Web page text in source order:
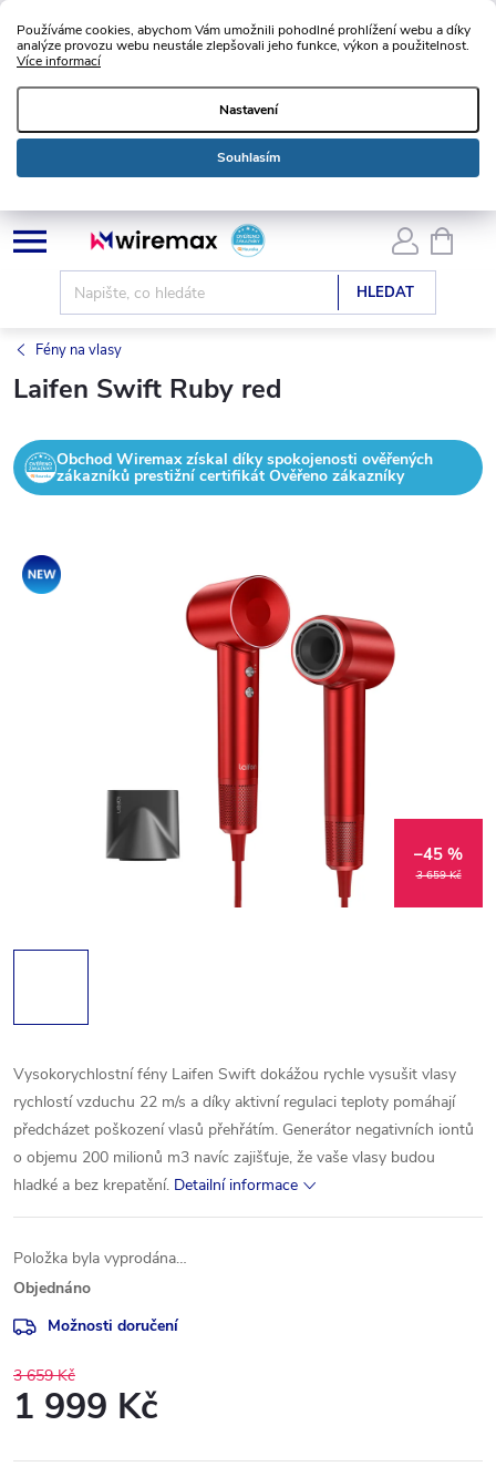
Používáme cookies, abychom Vám umožnili pohodlné prohlížení webu a díky
analýze provozu webu neustále zlepšovali jeho funkce, výkon a použitelnost.
Více informací
Nastavení
Souhlasím
Přejít
na
HLEDAT
KOŠÍK
Fény na vlasy
Laifen Swift Ruby red
Obchod Wiremax získal díky spokojenosti ověřených
zákazníků prestižní certifikát Ověřeno zákazníky
Akce
3 659 Kč
–45 %
Vysokorychlostní fény Laifen Swift dokážou rychle vysušit vlasy
rychlostí vzduchu 22 m/s a díky aktivní regulaci teploty pomáhají
předcházet poškození vlasů přehřátím. Generátor negativních iontů
o objemu 200 milionů m3 navíc zajišťuje, že vaše vlasy budou
hladké a bez krepatění. Detailní informace
Položka byla vyprodána…
Objednáno
Možnosti doručení
3 659 Kč
1 999 Kč
cena: